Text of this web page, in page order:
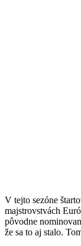
V tejto sezóne
majstrovstvách
pôvodne
že sa to aj stalo.